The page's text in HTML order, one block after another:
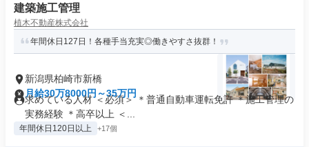
建築施工管理
植木不動産株式会社
年間休日127日！各種手当充実◎働きやすさ抜群！
新潟県柏崎市新橋
月給30万8000円～35万円
求めている人材 ＜必須＞ ＊普通自動車運転免許 ＊施工管理の
実務経験 ＊高卒以上 ＜...
年間休日120日以上 +17個